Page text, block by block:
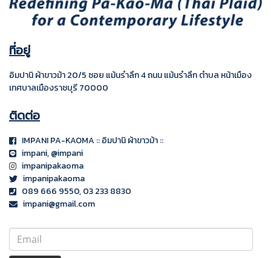
ที่อยู่
อิมปานิ ผ้าขาวม้า 20/5 ซอย แม้นรำลึก 4ถนน แม้นรำลึก ตำบล หน้าเมือง
เทศบาลเมืองราชบุรี70000
ติดต่อ
IMPANI PA-KAOMA :: อิมปานิ ผ้าขาวม้า ::
impani, @impani
impanipakaoma
impanipakaoma
089 666 9550, 03 233 8830
impani@gmail.com